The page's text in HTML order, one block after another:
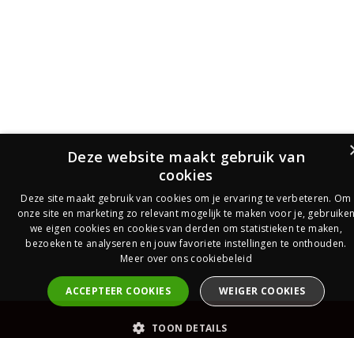
PrijsOfferte
Deze website maakt gebruik van
cookies
Deze site maakt gebruik van cookies om je ervaring te verbeteren. Om
onze site en marketing zo relevant mogelijk te maken voor je,
we eigen cookies en cookies van derden om statistieken te maken,
bezoeken te analyseren en jouw favoriete instellingen te onthouden.
Meer over ons cookiebeleid
ACCEPTEER COOKIES WEIGER COOKIES
TOON DETAILS